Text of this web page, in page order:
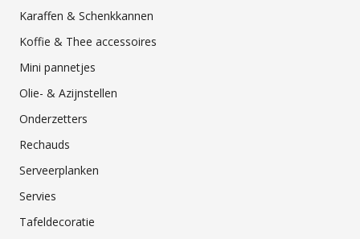
Karaffen & Schenkkannen
Koffie & Thee accessoires
Mini pannetjes
Olie- & Azijnstellen
Onderzetters
Rechauds
Serveerplanken
Servies
Tafeldecoratie